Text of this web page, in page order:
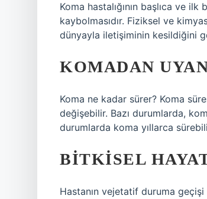
Koma hastalığının başlıca ve
kaybolmasıdır. Fiziksel ve
dünyayla iletişiminin kesildiğini
KOMADAN
Koma ne kadar sürer? Koma
değişebilir. Bazı durumlarda,
durumlarda koma yıllarca
BITKISEL
Hastanın vejetatif duruma